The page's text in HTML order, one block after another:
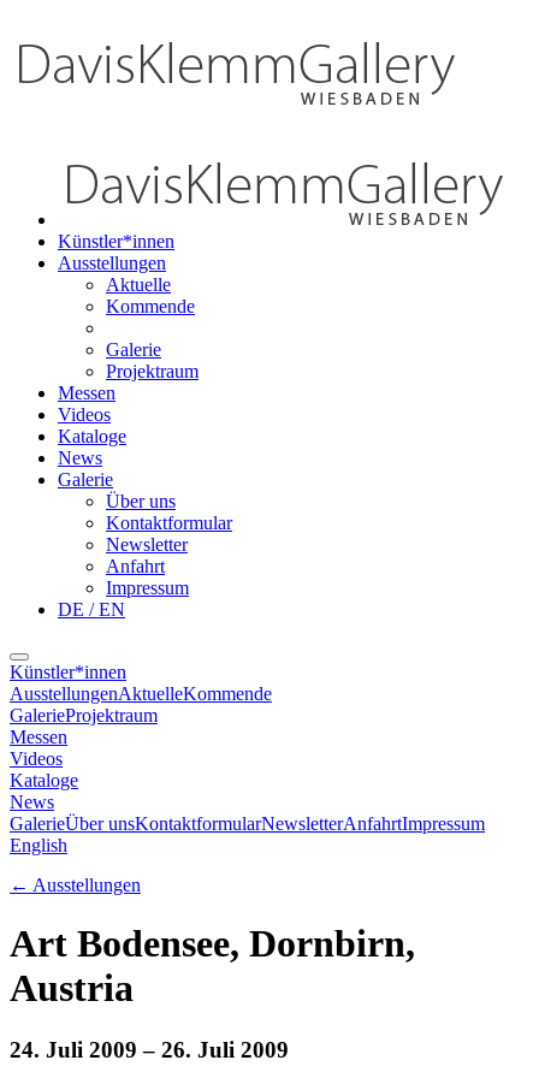
Künstler*innen
Ausstellungen
Aktuelle
Kommende
Galerie
Projektraum
Messen
Videos
Kataloge
News
Galerie
Über uns
Kontaktformular
Newsletter
Anfahrt
Impressum
DE / EN
Künstler*innen
AusstellungenAktuelleKommende
GalerieProjektraum
Messen
Videos
Kataloge
News
GalerieÜber unsKontaktformularNewsletterAnfahrtImpressum
English
← Ausstellungen
Art Bodensee, Dornbirn,
Austria
24. Juli 2009 – 26. Juli 2009